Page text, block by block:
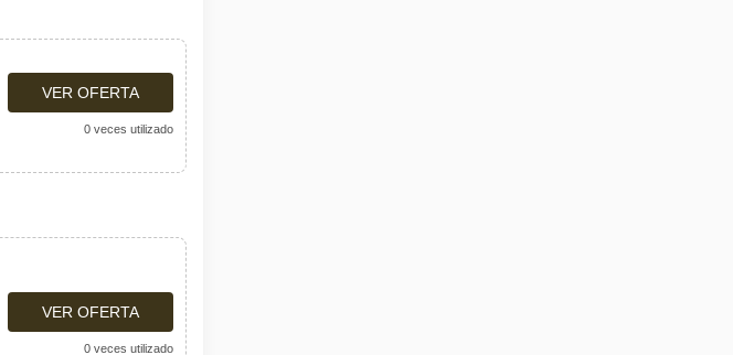
VER OFERTA
0 veces utilizado
VER OFERTA
0 veces utilizado